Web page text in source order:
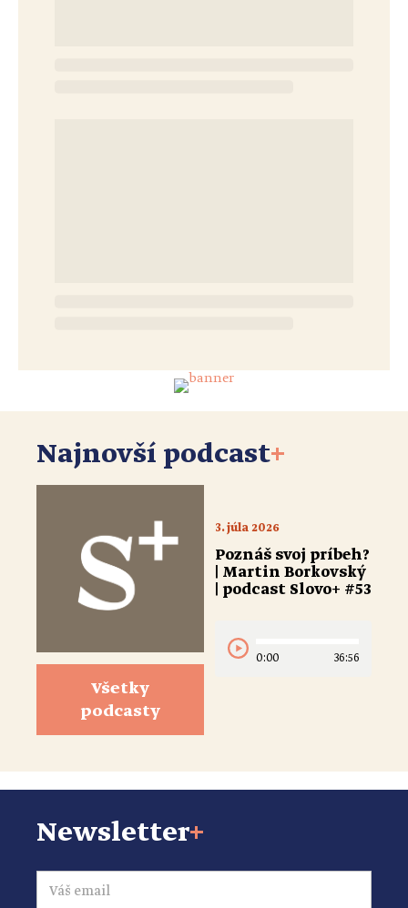
Najnovší podcast+
Všetky
podcasty
3. júla 2026
Poznáš svoj príbeh?
| Martin Borkovský
| podcast Slovo+ #53
0:00 36:56
Newsletter+
Email